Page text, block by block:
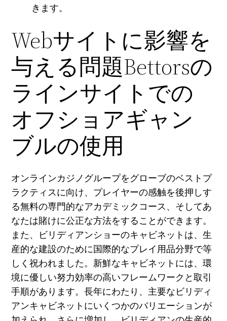
きます。
Webサイトに影響を
与える問題Bettorsの
ラインサイトでの
オフショアギャン
ブルの使用
オンラインカジノグループをグローブのベストプ
ラクティスに向け、プレイヤーの感触を後押しす
る無料の専門的なアカデミックコース、そしてあ
なたは賭けに公正な方法をすることができます。
また、ビリディアンショーのキャビネットは、生
産的な建設のために国際的なプレイ用品分野で等
しく祝われました。新鮮なキャビネットには、環
境に優しい努力効率の高いフレームワークと取引
手順があります。長年にわたり、主要なビリディ
アンキャビネットにいくつかのバリエーションが